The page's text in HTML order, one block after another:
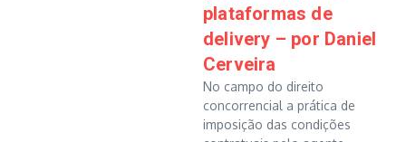
plataformas de
delivery – por Daniel
Cerveira
No campo do direito
concorrencial a prática de
imposição das condições